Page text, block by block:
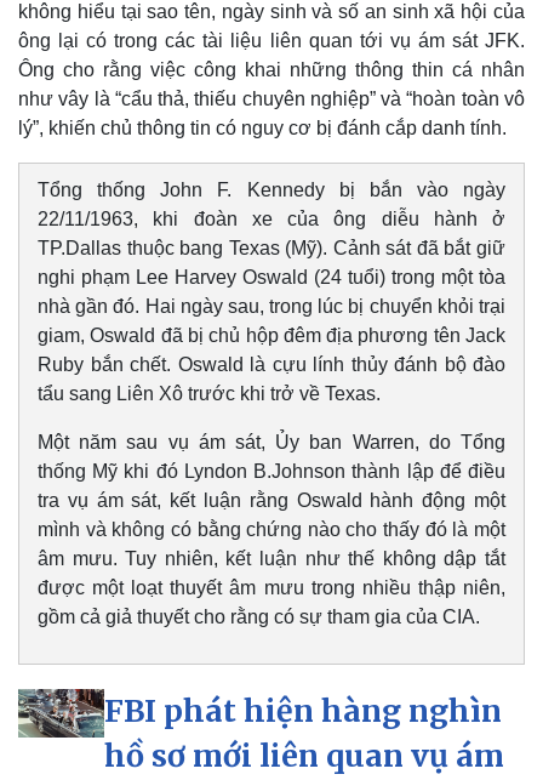
không hiểu tại sao tên, ngày sinh và số an sinh xã hội của
ông lại có trong các tài liệu liên quan tới vụ ám sát JFK.
Ông cho rằng việc công khai những thông thin cá nhân
như vây là “cẩu thả, thiếu chuyên nghiệp” và “hoàn toàn vô
lý”, khiến chủ thông tin có nguy cơ bị đánh cắp danh tính.
Tổng thống John F. Kennedy bị bắn vào ngày
22/11/1963, khi đoàn xe của ông diễu hành ở
TP.Dallas thuộc bang Texas (Mỹ). Cảnh sát đã bắt giữ
nghi phạm Lee Harvey Oswald (24 tuổi) trong một tòa
nhà gần đó. Hai ngày sau, trong lúc bị chuyển khỏi trại
giam, Oswald đã bị chủ hộp đêm địa phương tên Jack
Ruby bắn chết. Oswald là cựu lính thủy đánh bộ đào
tẩu sang Liên Xô trước khi trở về Texas.
Một năm sau vụ ám sát, Ủy ban Warren, do Tổng
thống Mỹ khi đó Lyndon B.Johnson thành lập để điều
tra vụ ám sát, kết luận rằng Oswald hành động một
mình và không có bằng chứng nào cho thấy đó là một
âm mưu. Tuy nhiên, kết luận như thế không dập tắt
được một loạt thuyết âm mưu trong nhiều thập niên,
gồm cả giả thuyết cho rằng có sự tham gia của CIA.
FBI phát hiện hàng nghìn
hồ sơ mới liên quan vụ ám